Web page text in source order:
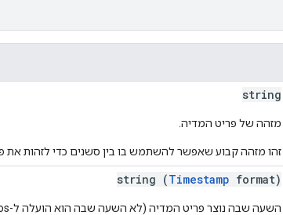
string
מזהה של פריט המדיה.
זהו מזהה קבוע שאפשר להשתמש בו בין סשנים כדי לזהות את
string (Timestamp format)
השעה שבה נוצר פריט המדיה (לא השעה שבה הוא הועלה ל-Google Photos).